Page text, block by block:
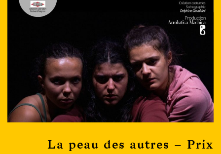
La peau des autres – Prix